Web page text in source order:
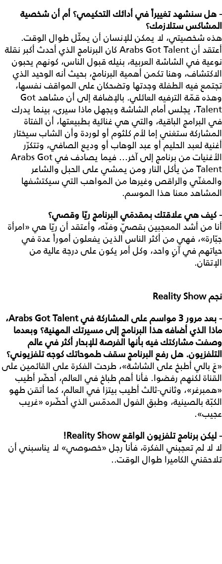
- هلسنشهدتغييراًفيأدائك التحكيمي؟ أمأنشخصية
المشاكسستلازمك؟
هذه شخصيتي، لا يمكن للإنسان أن يمثّل طوال الوقت.
أعتقد أن Arabs Got Talent كان البرنامج الذي أحدث أكبر نقلة
نوعية في الشاشة العربية، بنيله قبول الناس، كونهم يحبون
الاكتشاف، وهنا تكمن أهمية البرنامج، بحيث أنه الوحيد الذي
تجتمع فيه الطفلة وجدتها وتضحكان على المواقف نفسها،
وهذه قمّة الترفيه العائلي. بالإضافة إلى أن مشاهد Got
Talent، يجلس أمام الشاشة ويجهل ماذا سيرى، بينما يدرك
في البرامج الباقية، والتي هي غنائية بطبيعتها، أن الفتاة
المشاركة ستغني إما لأم كلثوم أو لوردة وأن الشاب سيختار
أغنية لعبد الحليم أو عبد الوهاب أو وديع الصافي، وتتكرّر
الأغنيات من برنامج إلى آخر... فيما يصادف في Arabs Got
Talent من يأكل النار ومن يمشي على الحبل والشاعر
والمغنّي والراقص وغيرها من المواهب التي سيكتشفها
المشاهد معنا هذا الموسم.
- كيفهيعلاقتكبمقدمَي البرنامج ريّا وقصي؟
أنا من أشد المعجبين بقصيّ وفنّه، وأعتقد أن ريّا هي «امرأة
جبّارة»، فهي من أكثر الناس الذين يفعلون أموراً عدة في
حياتهم في آنٍ واحد، وكل أمر يكون على درجة عالية من
الإتقان.
نجمReality Show
- بعدمرور3 مواسمعلى المشاركةفيArabs Got Talent
،
ماذا الذيأضافههذا البرنامجإلىمسيرتك المهنية؟ وبعدما
وصفتمشاركتكفيهبأنها الفرصةللإبحارأكثرفيعالم
التلفزيون. هل رفع البرنامجسقفطموحاتككوجهتلفزيوني؟
«عَ بالي أطبخ على الشاشة»، طرحت الفكرة على القائمين على
القناة لكنهم رفضوا. فأنا أهم طباخ في العالم، أحضّر أطيب
«همبرغر»، وثاني-ثالث أطيب بيتزا في العالم، كما أتقن طهو
الكبّة بالصينية، وطبق الفول المدمّس الذي أحضّره «غريب
عجيب».
- ليكنبرنامجتلفزيون الواقعReality Show!
لا لا لم تعجبني الفكرة، فأنا رجل «خصوصي» لا يناسبني أن
تلاحقني الكاميرا طوال الوقت..